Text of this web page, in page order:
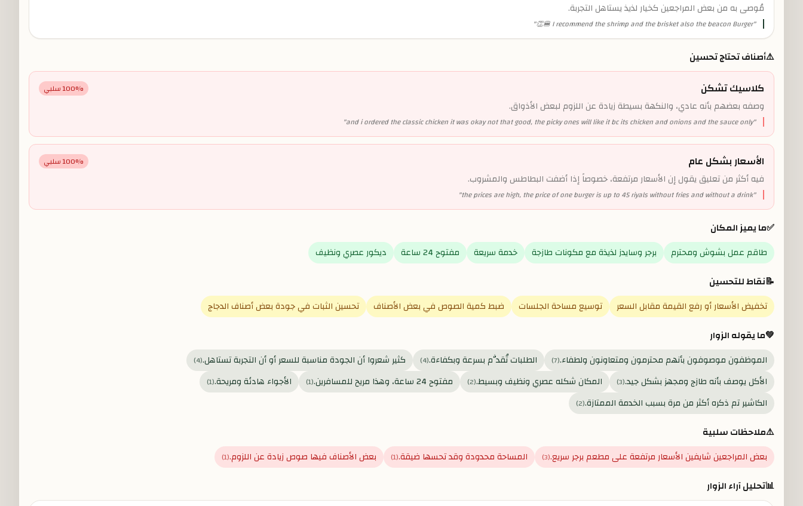
مُوصى به من بعض المراجعين كخيار لذيذ يستاهل التجربة.
"
I recommend the shrimp and the brisket also the beacon Burger 🍔👏
"
⚠️أصناف تحتاج تحسين
كلاسيك تشكن 100% سلبي
وصفه بعضهم بأنه عادي، والنكهة بسيطة زيادة عن اللزوم لبعض الأذواق.
"
and i ordered the classic chicken it was okay not that good, the picky ones will like it bc its chicken and onions and the sauce only
"
الأسعار بشكل عام 100% سلبي
فيه أكثر من تعليق يقول إن الأسعار مرتفعة، خصوصاً إذا أضفت البطاطس والمشروب.
"
the prices are high, the price of one burger is up to 45 riyals without fries and without a drink
"
✅ما يميز المكان
طاقم عمل بشوش ومحترم برجر وسايدز لذيذة مع مكونات طازجة خدمة سريعة مفتوح 24 ساعة ديكور عصري ونظيف
📝نقاط للتحسين
تخفيض الأسعار أو رفع القيمة مقابل السعر توسيع مساحة الجلسات ضبط كمية الصوص في بعض الأصناف تحسين الثبات في جودة بعض أصناف الدجاج
💚ما يقوله الزوار
الموظفون موصوفون بأنهم محترمون ومتعاونون ولطفاء.(
7
) الطلبات تُقدَّم بسرعة وبكفاءة.(
4
) كثير شعروا أن الجودة مناسبة للسعر أو أن التجربة تستاهل.(
4
)
الأكل يوصف بأنه طازج ومجهز بشكل جيد.(
3
) المكان شكله عصري ونظيف وبسيط.(
2
) مفتوح 24 ساعة، وهذا مريح للمسافرين. (
1
) الأجواء هادئة ومريحة.(
1
)
الكاشير تم ذكره أكثر من مرة بسبب الخدمة الممتازة.(
2
)
⚠️ملاحظات سلبية
بعض المراجعين شايفين الأسعار مرتفعة على مطعم برجر سريع.(
3
) المساحة محدودة وقد تحسها ضيقة.(
1
) بعض الأصناف فيها صوص زيادة عن اللزوم.(
1
)
📊تحليل آراء الزوار